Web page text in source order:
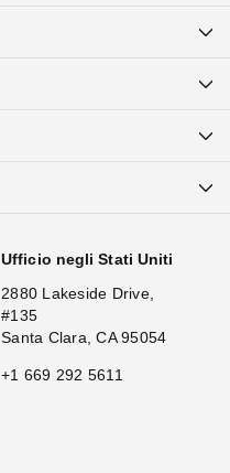
Ufficio negli Stati Uniti
2880 Lakeside Drive,
#135
Santa Clara, CA 95054
+1 669 292 5611